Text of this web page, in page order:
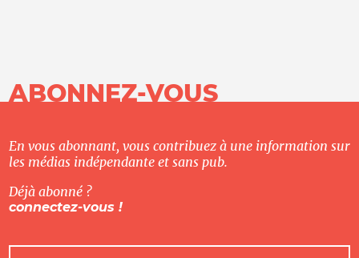
ABONNEZ-VOUS
En vous abonnant, vous contribuez à une information sur
les médias indépendante et sans pub.
Déjà abonné ?
connectez-vous !